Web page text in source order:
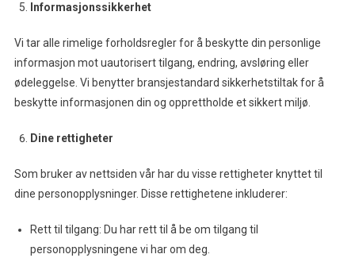
Informasjonssikkerhet
Vi tar alle rimelige forholdsregler for å beskytte din personlige
informasjon mot uautorisert tilgang, endring, avsløring eller
ødeleggelse. Vi benytter bransjestandard sikkerhetstiltak for å
beskytte informasjonen din og opprettholde et sikkert miljø.
Dine rettigheter
Som bruker av nettsiden vår har du visse rettigheter knyttet til
dine personopplysninger. Disse rettighetene inkluderer:
Rett til tilgang: Du har rett til å be om tilgang til
personopplysningene vi har om deg.